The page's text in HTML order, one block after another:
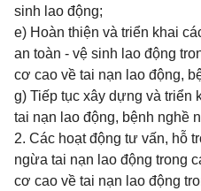
sinh lao động;
e) Hoàn thiện và triển khai
an toàn - vệ sinh lao động
cơ cao về tai nạn lao động,
g) Tiếp tục xây dựng và
tai nạn lao động, bệnh nghề
2. Các hoạt động tư vấn, hỗ
ngừa tai nạn lao động trong
cơ cao về tai nạn lao động